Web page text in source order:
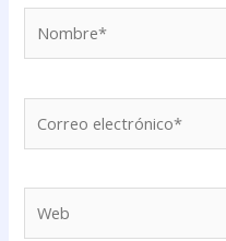
electrónico*